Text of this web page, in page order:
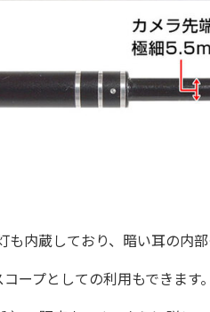
内蔵しており、暗い耳の内部
ープとしての利用もできます。